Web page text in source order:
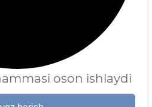
oson ishlaydi